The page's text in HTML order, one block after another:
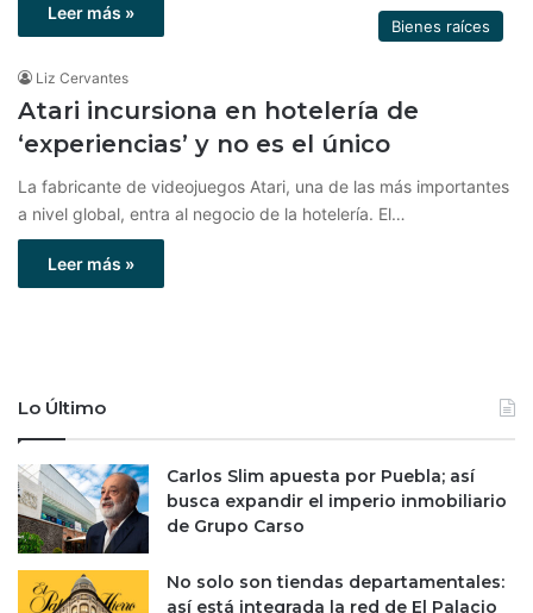
Leer más »
Bienes raíces
Liz Cervantes
Atari incursiona en hotelería de
‘experiencias’ y no es el único
La fabricante de videojuegos Atari, una de las más importantes
a nivel global, entra al negocio de la hotelería. El…
Leer más »
Lo Último
Carlos Slim apuesta por Puebla; así
busca expandir el imperio inmobiliario
de Grupo Carso
No solo son tiendas departamentales:
así está integrada la red de El Palacio